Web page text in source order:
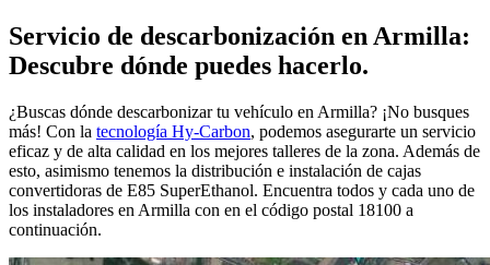
Servicio de descarbonización en Armilla:
Descubre dónde puedes hacerlo.
¿Buscas dónde descarbonizar tu vehículo en Armilla? ¡No busques
más! Con la tecnología Hy-Carbon, podemos asegurarte un servicio
eficaz y de alta calidad en los mejores talleres de la zona. Además de
esto, asimismo tenemos la distribución e instalación de cajas
convertidoras de E85 SuperEthanol. Encuentra todos y cada uno de
los instaladores en Armilla con en el código postal 18100 a
continuación.